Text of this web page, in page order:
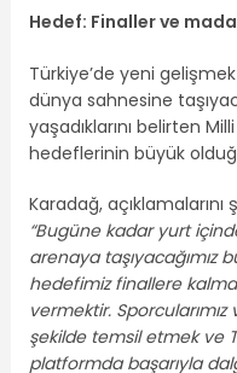
Hedef: Finaller ve
Türkiye’de yeni
dünya sahnesine
yaşadıklarını belirten
hedeflerinin büyük
Karadağ, açıklamalarını
“Bugüne kadar yurt
arenaya taşıyacağımız
hedefimiz finallere
vermektir.
şekilde temsil etmek ve
platformda başarıyla